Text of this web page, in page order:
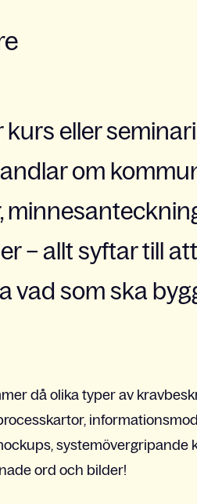
kurs eller
om
– allt syftar till
vad som ska
då olika typer av
systemövergripande
ord och bilder!